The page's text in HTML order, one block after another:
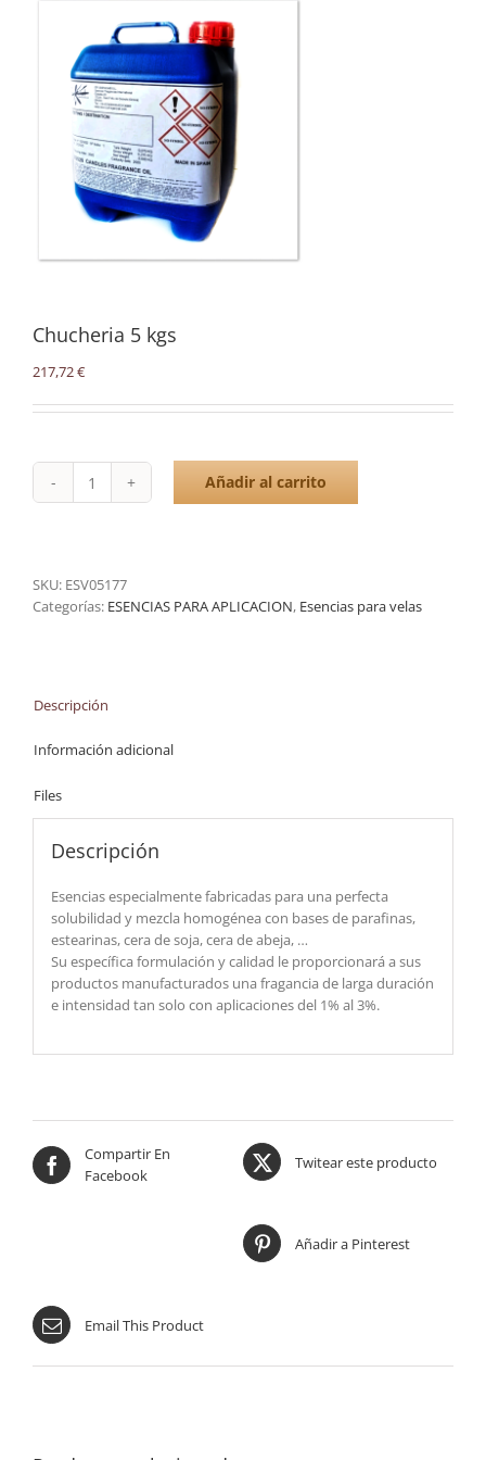
Chucheria 5 kgs
217,72€
Chucheria
Añadir al carrito
SKU: ESV05177
Categorías: ESENCIAS PARA APLICACION, Esencias para velas
Descripción
Información adicional
Files
Descripción
Esencias especialmente fabricadas para una perfecta
solubilidad y mezcla homogénea con bases de parafinas,
estearinas, cera de soja, cera de abeja, …
Su específica formulación y calidad le proporcionará a sus
productos manufacturados una fragancia de larga duración
e intensidad tan solo con aplicaciones del 1% al 3%.
Compartir En
Facebook
Twitear este producto
Añadir a Pinterest
Email This Product